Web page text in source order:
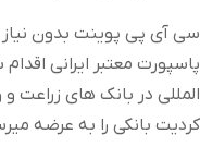
سی آی پی پوینت بدون نیاز
پاسپورت معتبر ایرانی
المللی در بانک های زراعت
کردیت بانکی را به عرضه